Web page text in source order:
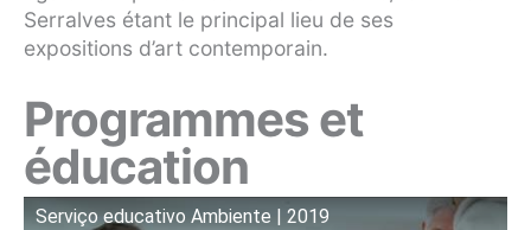
Serralves étant le principal lieu de ses
expositions d’art contemporain.
Programmes et
éducation
Serviço educativo Ambiente | 2019